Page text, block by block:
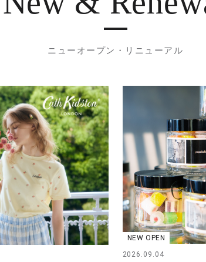
ニューオープン・リニューアル
NEW OPEN
2026.09.04